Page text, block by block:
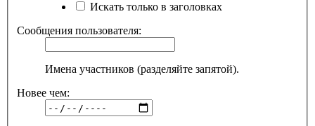
Искать только в заголовках
Сообщения пользователя:
Имена участников (разделяйте запятой).
Новее чем: